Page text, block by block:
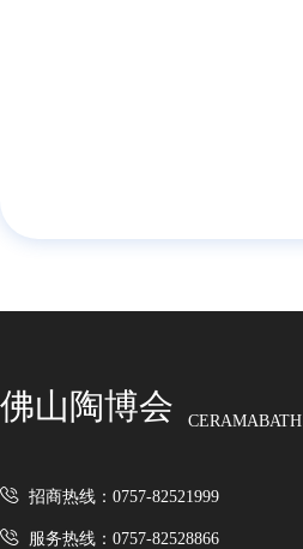
佛山陶博会 CERAMABATH
招商热线：0757-82521999
服务热线：0757-82528866